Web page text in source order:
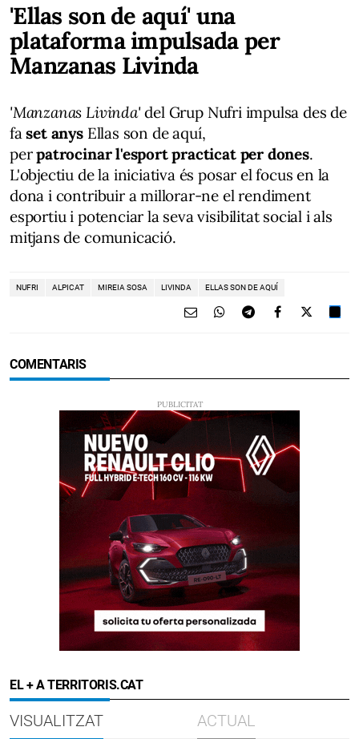
'Ellas son de aquí' una
plataforma impulsada per
Manzanas Livinda
'Manzanas Livinda'del Grup Nufri impulsa des de
faset anysEllas son de aquí,
perpatrocinar l'esport practicat per dones.
L'objectiu de la iniciativa és posar el focus en la
dona i contribuir a millorar-ne el rendiment
esportiu i potenciar la seva visibilitat social i als
mitjans de comunicació.
NUFRI ALPICAT MIREIA SOSA LIVINDA ELLAS SON DE AQUÍ
COMENTARIS
EL + A TERRITORIS.CAT
VISUALITZAT ACTUAL